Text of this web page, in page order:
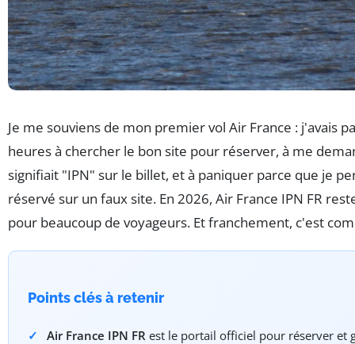
Je me souviens de mon premier vol Air France : j'avais
heures à chercher le bon site pour réserver, à me
signifiait "IPN" sur le billet, et à paniquer parce que je
réservé sur un faux site. En 2026, Air France IPN FR
pour beaucoup de voyageurs. Et franchement, c'est
Points clés à retenir
Air France IPN FR est le portail officiel pour réserver et